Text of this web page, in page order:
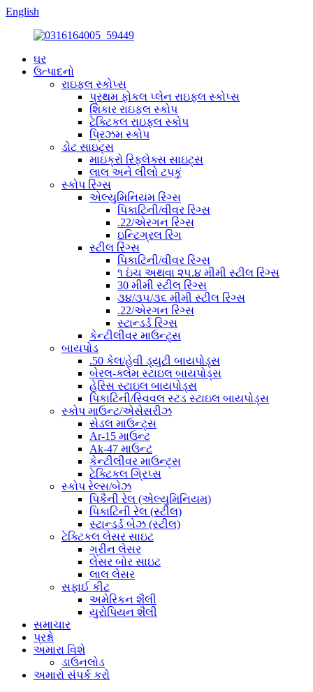
English
ઘર
ઉત્પાદનો
રાઇફલ સ્કોપ્સ
પ્રથમ ફોકલ પ્લેન રાઇફલ સ્કોપ્સ
શિકાર રાઇફલ સ્કોપ
ટેક્ટિકલ રાઇફલ સ્કોપ
પ્રિઝમ સ્કોપ
ડોટ સાઇટ્સ
માઇક્રો રિફ્લેક્સ સાઇટ્સ
લાલ અને લીલો ટપકું
સ્કોપ રિંગ્સ
એલ્યુમિનિયમ રિંગ્સ
પિકાટિની/વીવર રિંગ્સ
.22/એરગન રિંગ્સ
ઇન્ટિગ્રલ રિંગ
સ્ટીલ રિંગ્સ
પિકાટિની/વીવર રિંગ્સ
૧ ઇંચ અથવા ૨૫.૪ મીમી સ્ટીલ રિંગ્સ
30 મીમી સ્ટીલ રિંગ્સ
૩૪/૩૫/૩૬ મીમી સ્ટીલ રિંગ્સ
.22/એરગન રિંગ્સ
સ્ટાન્ડર્ડ રિંગ્સ
કેન્ટીલીવર માઉન્ટ્સ
બાયપોડ
.50 કેલ/હેવી ડ્યુટી બાયપોડ્સ
બેરલ-ક્લેમ સ્ટાઇલ બાયપોડ્સ
હેરિસ સ્ટાઇલ બાયપોડ્સ
પિકાટિની/સ્વિવલ સ્ટડ સ્ટાઇલ બાયપોડ્સ
સ્કોપ માઉન્ટ/એસેસરીઝ
સેડલ માઉન્ટ્સ
Ar-15 માઉન્ટ
Ak-47 માઉન્ટ
કેન્ટીલીવર માઉન્ટ્સ
ટેક્ટિકલ ગ્રિપ્સ
સ્કોપ રેલ્સ/બેઝ
પિકૈની રેલ (એલ્યુમિનિયમ)
પિકાટિની રેલ (સ્ટીલ)
સ્ટાન્ડર્ડ બેઝ (સ્ટીલ)
ટેક્ટિકલ લેસર સાઇટ
ગ્રીન લેસર
લેસર બોર સાઇટ
લાલ લેસર
સફાઈ કીટ
અમેરિકન શૈલી
યુરોપિયન શૈલી
સમાચાર
પ્રશ્નો
અમારા વિશે
ડાઉનલોડ
અમારો સંપર્ક કરો